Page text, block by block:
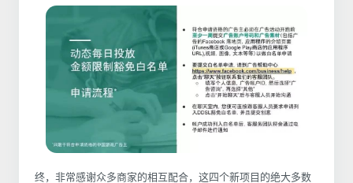
终，非常感谢众多商家的相互配合，这四个新项目的绝大多数